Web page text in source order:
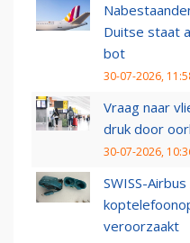
Duitse staat
bot
30-07-2026,
Vraag naar
druk door
30-07-2026,
SWISS-
veroorzaakt